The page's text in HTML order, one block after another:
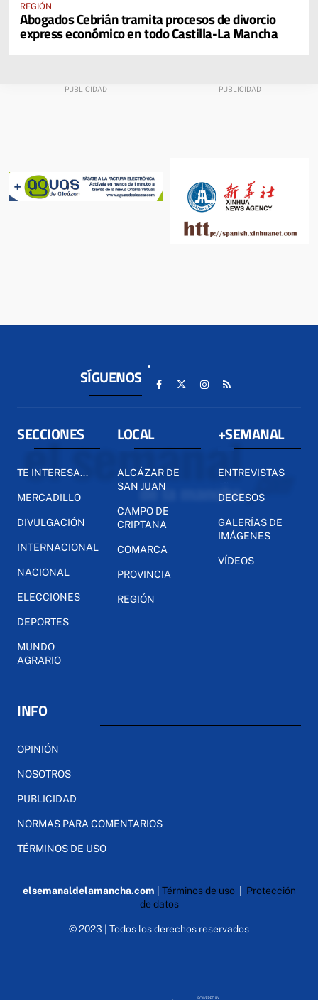
REGIÓN
Abogados Cebrián tramita procesos de divorcio
express económico en todo Castilla-La Mancha
SÍGUENOS
SECCIONES
TE INTERESA...
MERCADILLO
DIVULGACIÓN
INTERNACIONAL
NACIONAL
ELECCIONES
DEPORTES
MUNDO
AGRARIO
LOCAL
ALCÁZAR DE
SAN JUAN
CAMPO DE
CRIPTANA
COMARCA
PROVINCIA
REGIÓN
+SEMANAL
ENTREVISTAS
DECESOS
GALERÍAS DE
IMÁGENES
VÍDEOS
INFO
OPINIÓN
NOSOTROS
PUBLICIDAD
NORMAS PARA COMENTARIOS
TÉRMINOS DE USO
elsemanaldelamancha.com Términos de uso| Protección
de datos
© 2023 | Todos los derechos reservados